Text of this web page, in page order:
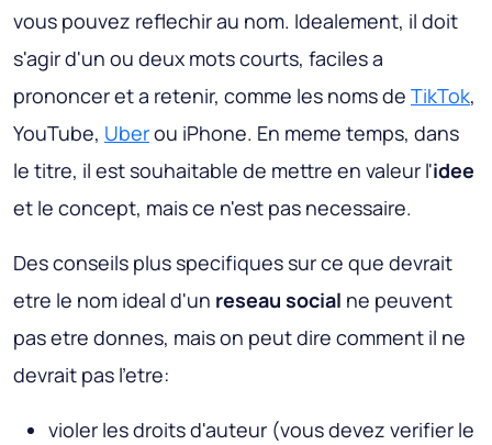
vous pouvez reflechir au nom. Idealement, il doit
s'agir d'un ou deux mots courts, faciles a
prononcer et a retenir, comme les noms de TikTok,
YouTube, Uberou iPhone. En meme temps, dans
le titre, il est souhaitable de mettre en valeur l'idee
et le concept, mais ce n'est pas necessaire.
Des conseils plus specifiques sur ce que devrait
etre le nom ideal d'un reseau social ne peuvent
pas etre donnes, mais on peut dire comment il ne
devrait pas l'etre:
violer les droits d'auteur (vous devez verifier le